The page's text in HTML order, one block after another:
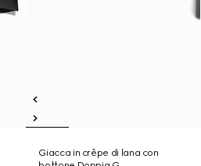
Giacca in crêpe di lana con